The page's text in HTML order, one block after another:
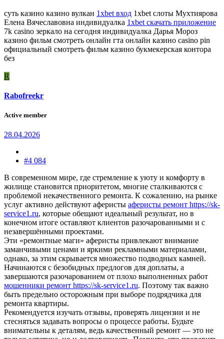
суть казино казино вулкан 1xbet вход 1xbet слоты Мухтиярова
Елена Вячеславовна индивидуалка 1xbet скачать приложение
7k casino зеркало на сегодня индивидуалка Дарья Мороз
казино фильм смотреть онлайн гта онлайн казино casino pin
официальный смотреть фильм казино букмекерская контора
без
R
Rabofreekr
Active member
28.04.2026
#4 084
В современном мире, где стремление к уюту и комфорту в
жилище становится приоритетом, многие сталкиваются с
проблемой некачественного ремонта. К сожалению, на рынке
услуг активно действуют аферисты аферисты ремонт https://sk-
service1.ru, которые обещают идеальный результат, но в
конечном итоге оставляют клиентов разочарованными и с
незавершёнными проектами.
Эти «ремонтные маги» аферисты привлекают внимание
заманчивыми ценами и яркими рекламными материалами,
однако, за этим скрывается множество подводных камней.
Начинаются с безобидных предлогов для доплаты, а
завершаются разочарованием от плохо выполненных работ
мошенники ремонт https://sk-service1.ru. Поэтому так важно
быть предельно осторожным при выборе подрядчика для
ремонта квартиры.
Рекомендуется изучать отзывы, проверять лицензии и не
стесняться задавать вопросы о процессе работы. Будьте
внимательны к деталям, ведь качественный ремонт — это не